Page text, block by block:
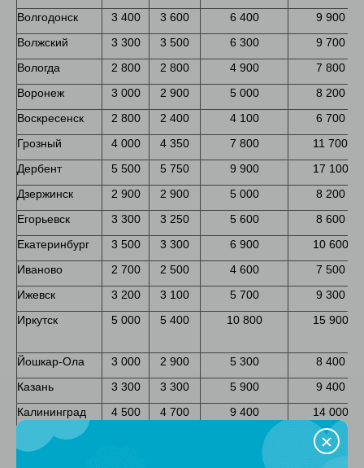
Волгодонск
3 400 3 600 6 400
9 900
Волжский
3 300 3 500 6 300
9 700
Вологда
2 800 2 800 4 900
7 800
Воронеж
3 000 2 900 5 000
8 200
Воскресенск
2 800 2 400 4 100
6 700
Грозный
4 000 4 350 7 800
11 700
Дербент
5 500 5 750 9 900
17 100
Дзержинск
2 900 2 900 5 000
8 200
Егорьевск
3 300 3 250 5 600
8 600
Екатеринбург
3 500 3 300 6 900
10 600
Иваново
2 700 2 500 4 600
7 500
Ижевск
3 200 3 100 5 700
9 300
Иркутск
5 000 5 400 10 800 15 900
Йошкар-Ола 3 000 2 900 5 300
8 400
Казань
3 300 3 300 5 900
9 400
Калининград
4 500 4 700 9 400 14 000
Калуга 7 700